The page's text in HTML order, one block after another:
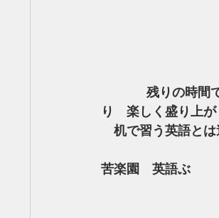
り　楽しく盛り上
机で習う英語とは
苦楽園　英語ぶ